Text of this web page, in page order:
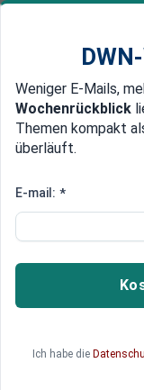
Newsticker
Edelmetalle
Geld geht an Bank-
Russland
Der Staatsrat
gleichzeitig
Weniger E-Mails,
Wochenrückblick
Themen kompakt
überläuft.
E-mail: *
Ich habe die